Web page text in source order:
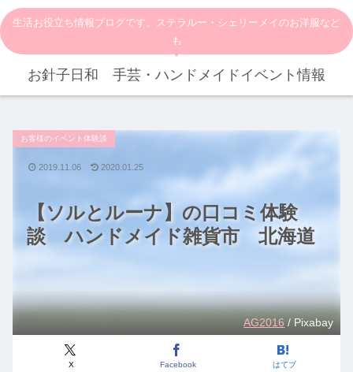
生活お役立ち情報ブログです。ステラルー・シェリーメイのお洋服など
も
お針子日和 手芸・ハンドメイドイベント情報
【ソルとルーナ】の口コミ体験
談 ハンドメイド雑貨市 北海道
お客様のイベント体験談
AG2016 / Pixabay
X Facebook はてブ
2019.11.06 2020.01.25